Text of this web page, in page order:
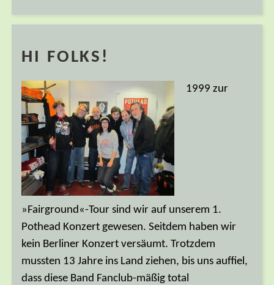
HI FOLKS!
1999 zur
»Fairground«-Tour sind wir auf unserem 1.
Pothead Konzert gewesen. Seitdem haben wir
kein Berliner Konzert versäumt. Trotzdem
mussten 13 Jahre ins Land ziehen, bis uns auffiel,
dass diese Band Fanclub-mäßig total